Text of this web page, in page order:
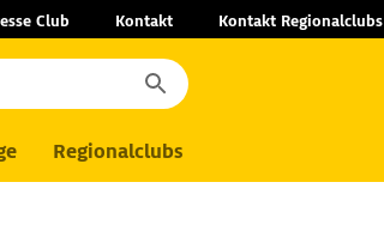
Club Kontakt Kontakt Regionalclubs
Regionalclubs